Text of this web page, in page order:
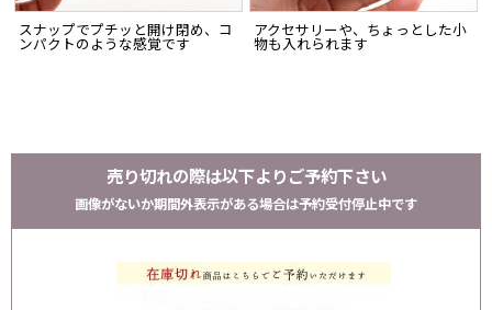
スナップでプチッと開け閉め、コ
ンパクトのような感覚です
アクセサリーや、ちょっとした小
物も入れられます
売り切れの際は以下よりご予約下さい
画像がないか期間外表示がある場合は予約受付停止中です